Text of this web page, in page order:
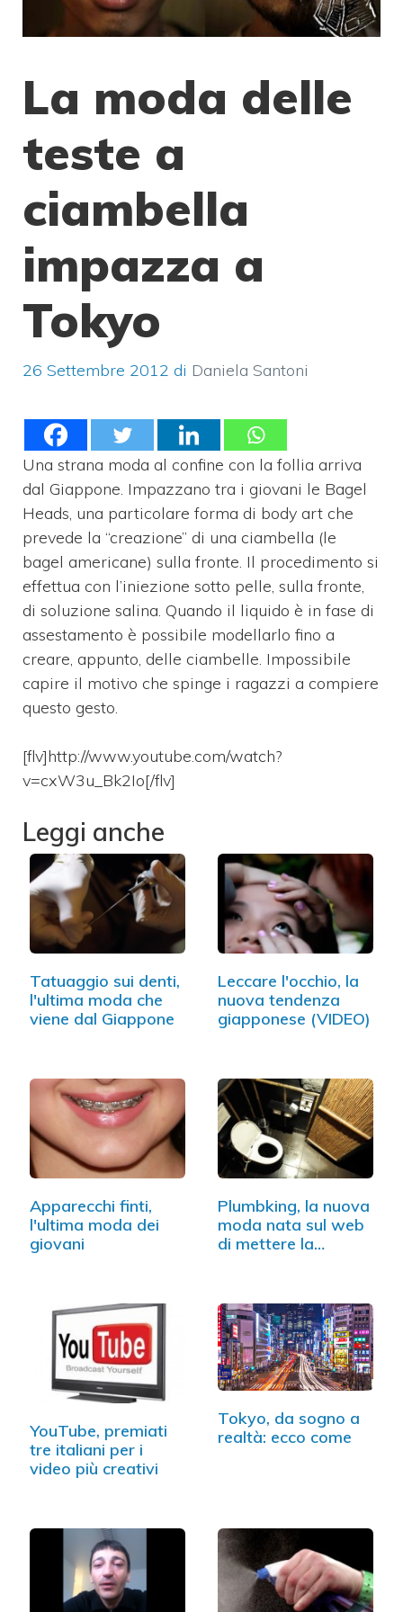
La moda delle
teste a
ciambella
impazza a
Tokyo
26 Settembre 2012 di Daniela Santoni
Una strana moda al confine con la follia arriva
dal Giappone. Impazzano tra i giovani le Bagel
Heads, una particolare forma di body art che
prevede la “creazione” di una ciambella (le
bagel americane) sulla fronte. Il procedimento si
effettua con l’iniezione sotto pelle, sulla fronte,
di soluzione salina. Quando il liquido è in fase di
assestamento è possibile modellarlo fino a
creare, appunto, delle ciambelle. Impossibile
capire il motivo che spinge i ragazzi a compiere
questo gesto.
[flv]http://www.youtube.com/watch?
v=cxW3u_Bk2Io[/flv]
Leggi anche
Tatuaggio sui denti,
l'ultima moda che
viene dal Giappone
Leccare l'occhio, la
nuova tendenza
giapponese (VIDEO)
Apparecchi finti,
l'ultima moda dei
giovani
Plumbking, la nuova
moda nata sul web
di mettere la…
YouTube, premiati
tre italiani per i
video più creativi
Tokyo, da sogno a
realtà: ecco come